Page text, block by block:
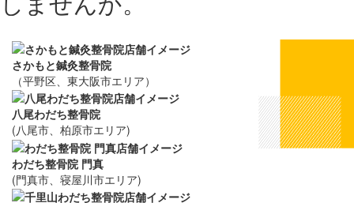
さかもと鍼灸整骨院
（平野区、東大阪市エリア）
八尾わだち整骨院
(八尾市、柏原市エリア)
わだち整骨院 門真
(門真市、寝屋川市エリア)